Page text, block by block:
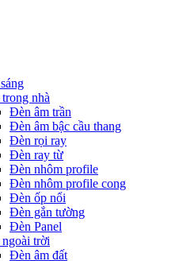
nhà
Đèn âm trần
Đèn âm bậc cầu thang
Đèn rọi ray
Đèn ray từ
Đèn nhôm profile
Đèn nhôm profile cong
Đèn ốp nổi
Đèn gắn tường
Đèn Panel
trời
Đèn âm đất